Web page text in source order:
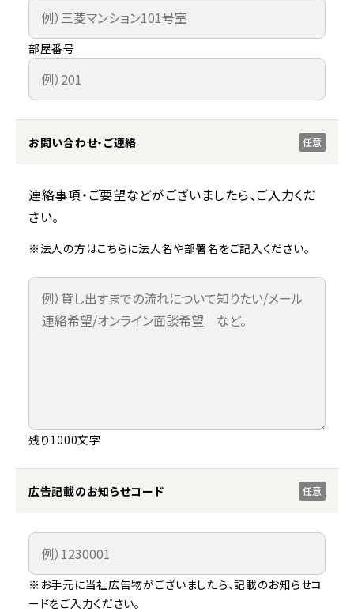
部屋番号
お問い合わせ・ご連絡 任意
連絡事項・ご要望などがございましたら、ご入力くだ
さい。
※法人の方はこちらに法人名や部署名をご記入ください。
残り1000文字
広告記載のお知らせコード 任意
※お手元に当社広告物がございましたら、記載のお知らせコ
ードをご入力ください。